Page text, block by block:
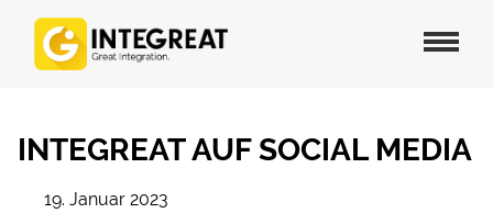
INTEGREAT AUF SOCIAL MEDIA
19. Januar 2023